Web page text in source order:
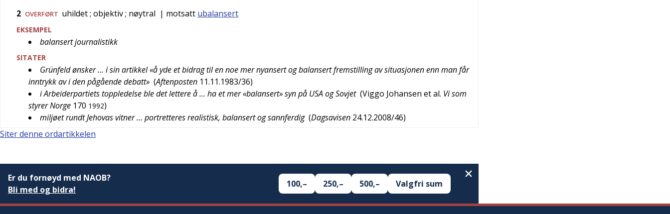
2 OVERFØRT uhildet; objektiv; nøytral | motsatt ubalansert
EKSEMPEL
balansert journalistikk
SITATER
Grünfeld ønsker … i sin artikkel «å yde et bidrag til en noe mer nyansert og balansert fremstilling av situasjonen enn man får
inntrykk av i den pågående debatt» (Aftenposten 11.11.1983/36)
i Arbeiderpartiets toppledelse ble det lettere å … ha et mer «balansert» syn på USA og Sovjet (Viggo Johansen et al. Vi som
styrer Norge 170 1992)
miljøet rundt Jehovas vitner … portretteres realistisk, balansert og sannferdig (Dagsavisen 24.12.2008/46)
Siter denne ordartikkelen
Er du fornøyd med NAOB?
Bli med og bidra!
100,– 250,– 500,– Valgfri sum